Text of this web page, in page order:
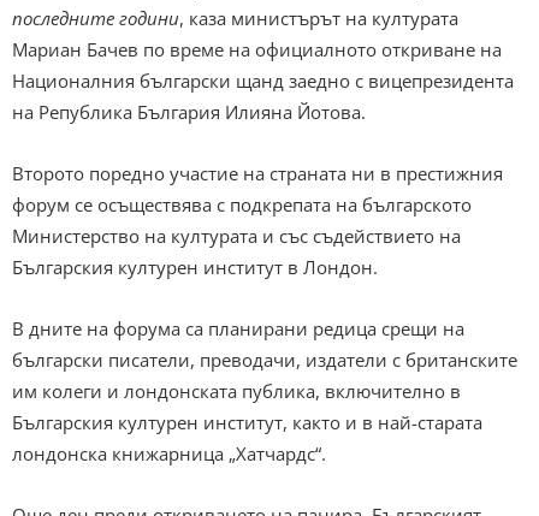
последните години, каза министърът на културата
Мариан Бачев по време на официалното откриване на
Националния български щанд заедно с вицепрeзидента
на Република България Илияна Йотова.
Второто поредно участие на страната ни в престижния
форум се осъществява с подкрепата на българското
Министерство на културата и със съдействието на
Българския културен институт в Лондон.
В дните на форума са планирани редица срещи на
български писатели, преводачи, издатели с британските
им колеги и лондонската публика, включително в
Българския културен институт, както и в най-старата
лондонска книжарница „Хатчардс“.